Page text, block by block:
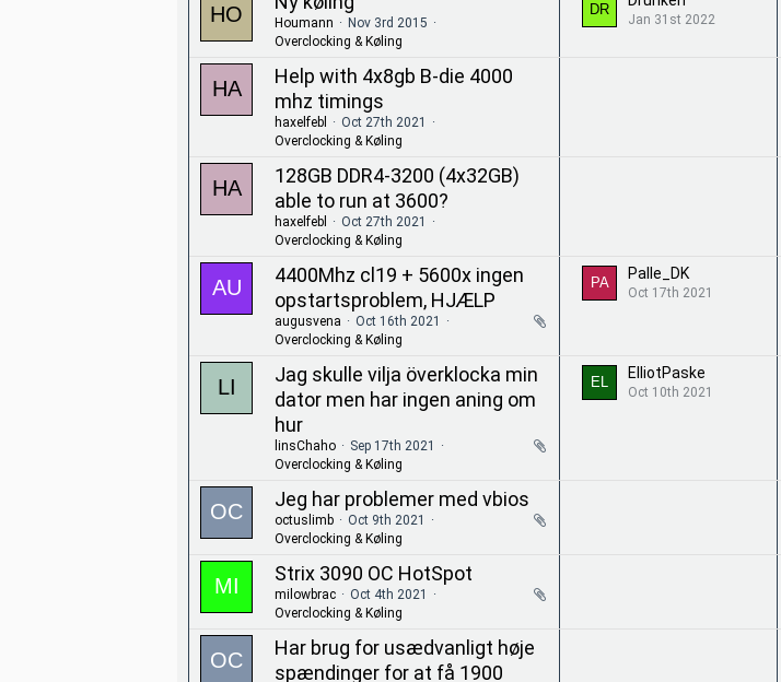
Houmann
Nov 3rd 2015
Overclocking & Køling
Jan 31st 2022
Help with 4x8gb B-die 4000
mhz timings
haxelfebl
Oct 27th 2021
Overclocking & Køling
128GB DDR4-3200 (4x32GB)
able to run at 3600?
haxelfebl
Oct 27th 2021
Overclocking & Køling
4400Mhz cl19 + 5600x ingen
opstartsproblem, HJÆLP
augusvena
Oct 16th 2021
Overclocking & Køling
Palle_DK
Oct 17th 2021
Jag skulle vilja överklocka min
dator men har ingen aning om
hur
linsChaho
Sep 17th 2021
Overclocking & Køling
ElliotPaske
Oct 10th 2021
Jeg har problemer med vbios
octuslimb
Oct 9th 2021
Overclocking & Køling
Strix 3090 OC HotSpot
milowbrac
Oct 4th 2021
Overclocking & Køling
Har brug for usædvanligt høje
spændinger for at få 1900